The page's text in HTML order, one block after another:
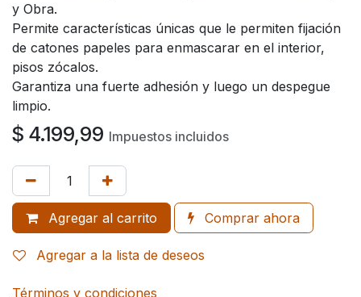
y Obra.
Permite características únicas que le permiten fijación
de catones papeles para enmascarar en el interior,
pisos zócalos.
Garantiza una fuerte adhesión y luego un despegue
limpio.
$ 4.199,99 Impuestos incluidos
Agregar al carrito Comprar ahora
Agregar a la lista de deseos
Términos y condiciones